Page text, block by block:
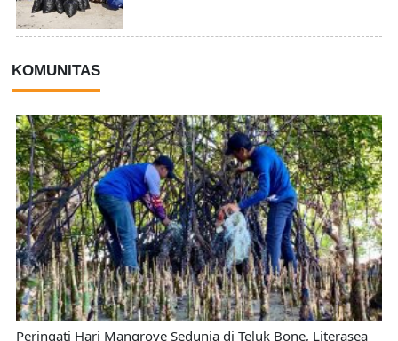
KOMUNITAS
Peringati Hari Mangrove Sedunia di Teluk Bone, Literasea